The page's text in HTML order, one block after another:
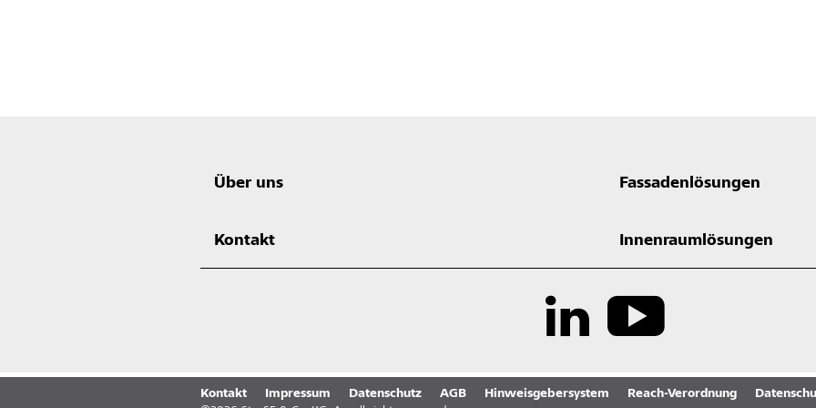
Über uns Fassadenlösungen
Kontakt Innenraumlösungen
Kontakt Impressum Datenschutz AGB Hinweisgebersystem Reach-Verordnung